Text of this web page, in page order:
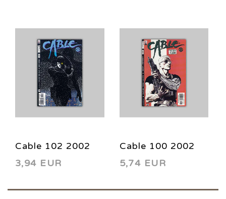
Cable 102 2002
3,94 EUR
Cable 100 2002
5,74 EUR